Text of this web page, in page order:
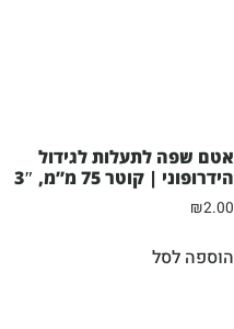
אטם שפה לתעלות לגידול
הידרופוני | קוטר 75 מ”מ, 3″
₪2.00
הוספה לסל